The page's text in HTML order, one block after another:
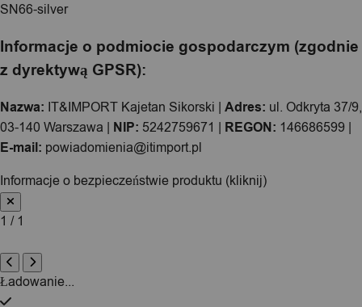
SN66-silver
Informacje o podmiocie gospodarczym (zgodnie
z dyrektywą GPSR):
Nazwa: IT&IMPORT Kajetan Sikorski | Adres: ul. Odkryta 37/9,
03-140 Warszawa | NIP: 5242759671 | REGON: 146686599 |
E-mail: powiadomienia@itimport.pl
Informacje o bezpieczeństwie produktu (kliknij)
1 / 1
Ładowanie...